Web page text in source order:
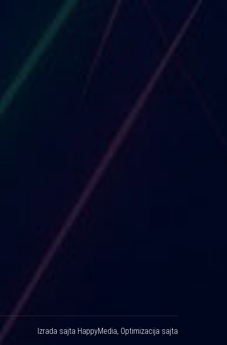
Izrada sajta HappyMedia, Optimizacija sajta